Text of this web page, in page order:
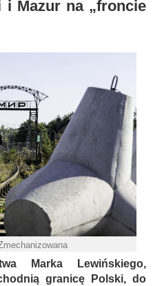
i Mazur na „froncie
Marka Lewińskiego,
granicę Polski, do